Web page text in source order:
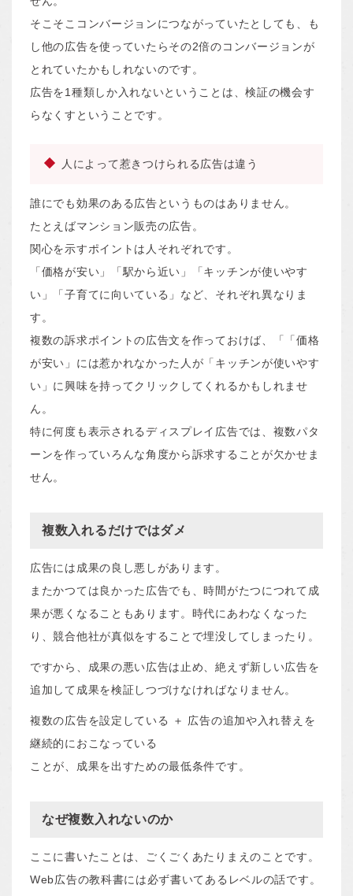
そこそこコンバージョンにつながっていたとしても、も
し他の広告を使っていたらその2倍のコンバージョンが
とれていたかもしれないのです。
広告を1種類しか入れないということは、検証の機会す
らなくすということです。
人によって惹きつけられる広告は違う
誰にでも効果のある広告というものはありません。
たとえばマンション販売の広告。
関心を示すポイントは人それぞれです。
「価格が安い」「駅から近い」「キッチンが使いやす
い」「子育てに向いている」など、それぞれ異なりま
す。
複数の訴求ポイントの広告文を作っておけば、「「価格
が安い」には惹かれなかった人が「キッチンが使いやす
い」に興味を持ってクリックしてくれるかもしれませ
ん。
特に何度も表示されるディスプレイ広告では、複数パタ
ーンを作っていろんな角度から訴求することが欠かせま
せん。
複数入れるだけではダメ
広告には成果の良し悪しがあります。
またかつては良かった広告でも、時間がたつにつれて成
果が悪くなることもあります。時代にあわなくなった
り、競合他社が真似をすることで埋没してしまったり。
ですから、成果の悪い広告は止め、絶えず新しい広告を
追加して成果を検証しつづけなければなりません。
複数の広告を設定している ＋ 広告の追加や入れ替えを
継続的におこなっている
ことが、成果を出すための最低条件です。
なぜ複数入れないのか
ここに書いたことは、ごくごくあたりまえのことです。
Web広告の教科書には必ず書いてあるレベルの話です。